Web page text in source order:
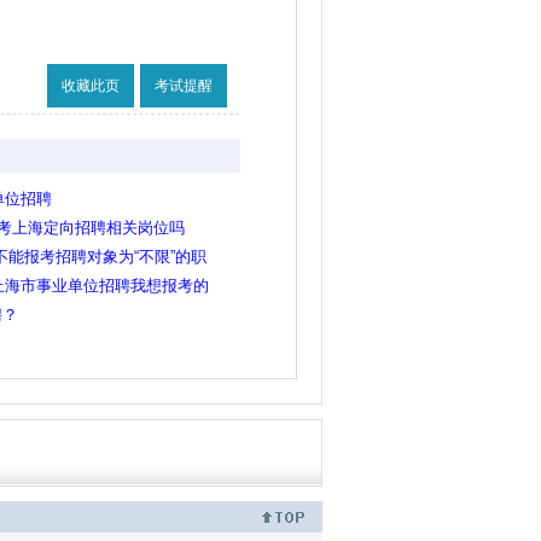
收藏此页 考试提醒
位招聘
上海定向招聘相关岗位吗
报考招聘对象为“不限”的职
学？
市事业单位招聘我想报考的
国计算机二级证书，但没有